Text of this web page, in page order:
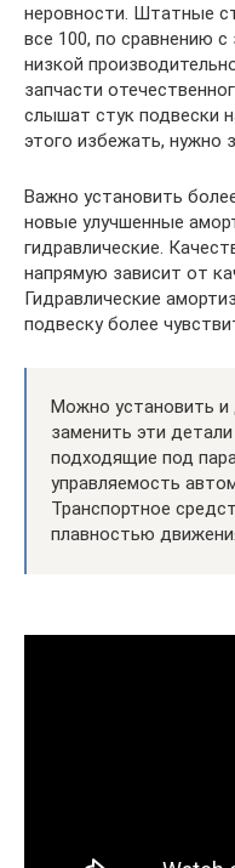
неровности. Штатные
все 100, по сравнению
низкой
запчасти
слышат стук подвески
этого избежать, нужно
Важно установить
новые улучшенные
гидравлические.
напрямую зависит от
Гидравлические
подвеску более
Можно установить и
заменить эти
подходящие под
управляемость
Транспортное
плавностью